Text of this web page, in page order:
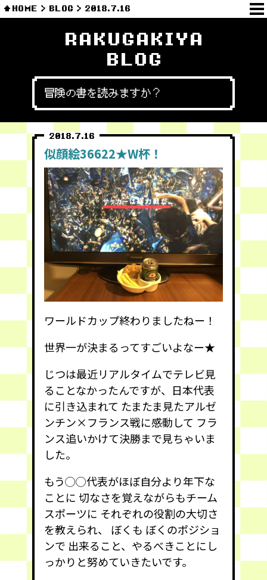
HOME BLOG 2018.7.16
RAKUGAKIYA
BLOG
冒険の書を読みますか？
2018.7.16
似顔絵36622★W杯！
ワールドカップ終わりましたねー！
世界一が決まるってすごいよなー★
じつは最近リアルタイムでテレビ見
ることなかったんですが、日本代表
に引き込まれて たまたま見たアルゼ
ンチン×フランス戦に感動して フラ
ンス追いかけて決勝まで見ちゃいま
した。
もう◯◯代表がほぼ自分より年下な
ことに 切なさを覚えながらもチーム
スポーツに それぞれの役割の大切さ
を教えられ、 ぼくも ぼくのポジショ
ンで 出来ること、やるべきことにし
っかりと努めていきたいです。